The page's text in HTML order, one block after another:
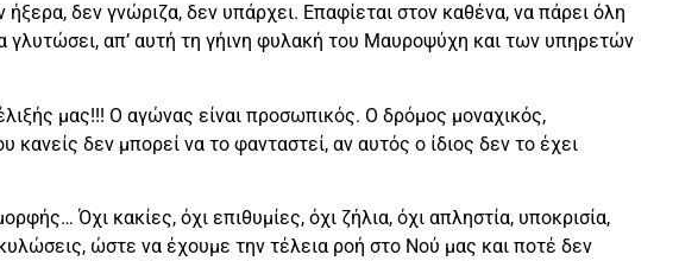
δεν γνώριζα, δεν υπάρχει. Επαφίεται στον καθένα, να πάρει όλη
γλυτώσει, απ’ αυτή τη γήινη φυλακή του Μαυροψύχη και των υπηρετών
μας!!! Ο αγώνας είναι προσωπικός. Ο δρόμος μοναχικός,
δεν μπορεί να το φανταστεί, αν αυτός ο ίδιος δεν το έχει
Όχι κακίες, όχι επιθυμίες, όχι ζήλια, όχι απληστία, υποκρισία,
ώστε να έχουμε την τέλεια ροή στο Νού μας και ποτέ δεν